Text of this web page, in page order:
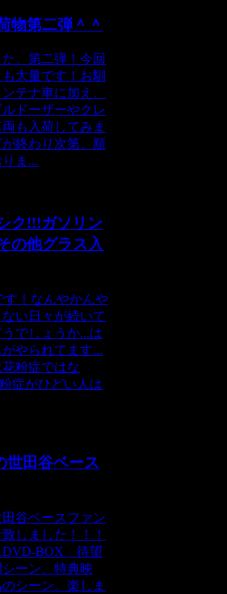
物第二弾＾＾
、第二弾！今回
大量です！お馴
テナ車に加え、
ドーザーやクレ
も入荷してみま
終わり次第、順
ま...
ク!!!ガソリン
の他グラス入
す！なんやかんや
い日々が続いて
でしょうか...は
やられてます...
花粉症ではな
症がひどい人は
世田谷ベース
谷ベースファン
しました！！！
DVD-BOX 待望
ーン、特典映
シーン。楽しま